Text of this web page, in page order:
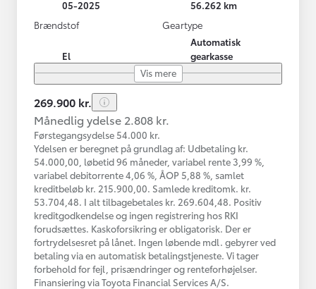
05-2025
56.262 km
Brændstof
El
Geartype
Automatisk
gearkasse
Vis mere
269.900 kr.
Månedlig ydelse 2.808 kr.
Førstegangsydelse 54.000 kr.
Ydelsen er beregnet på grundlag af: Udbetaling kr.
54.000,00, løbetid 96 måneder, variabel rente 3,99 %,
variabel debitorrente 4,06 %, ÅOP 5,88 %, samlet
kreditbeløb kr. 215.900,00. Samlede kreditomk. kr.
53.704,48. I alt tilbagebetales kr. 269.604,48. Positiv
kreditgodkendelse og ingen registrering hos RKI
forudsættes. Kaskoforsikring er obligatorisk. Der er
fortrydelsesret på lånet. Ingen løbende mdl. gebyrer ved
betaling via en automatisk betalingstjeneste. Vi tager
forbehold for fejl, prisændringer og renteforhøjelser.
Finansiering via Toyota Financial Services A/S.